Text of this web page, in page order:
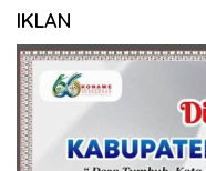
IKLAN